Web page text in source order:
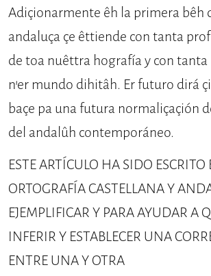
Adiçionarmente êh la primera bêh
andaluça çe êttiende con tanta
de toa nuêttra hografía y con tanta
n’er mundo dihitâh. Er futuro dirá
baçe pa una futura normaliçaçión
del an­dalûh contemporáneo.
ESTE ARTÍCULO HA SIDO ESCRITO
ORTOGRAFÍA CASTELLANA Y
EJEMPLIFICAR Y PARA AYUDAR A
INFERIR Y ESTABLECER UNA
ENTRE UNA Y OTRA